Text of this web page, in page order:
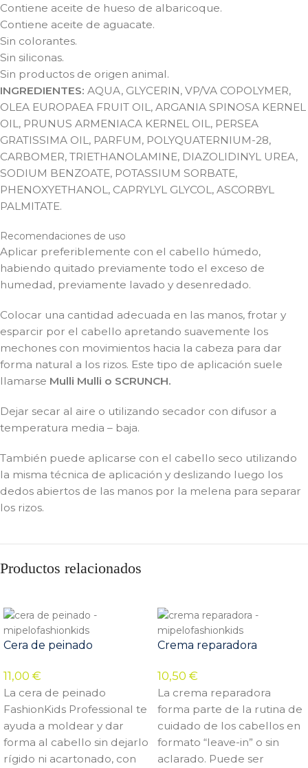
Recomendaciones de uso
Aplicar preferiblemente con el cabello húmedo,
habiendo quitado previamente todo el exceso de
humedad, previamente lavado y desenredado.
Colocar una cantidad adecuada en las manos, frotar y
esparcir por el cabello apretando suavemente los
mechones con movimientos hacia la cabeza para dar
forma natural a los rizos. Este tipo de aplicación suele
llamarse Mulli Mulli o SCRUNCH.
Dejar secar al aire o utilizando secador con difusor a
temperatura media – baja.
También puede aplicarse con el cabello seco utilizando
la misma técnica de aplicación y deslizando luego los
dedos abiertos de las manos por la melena para separar
los rizos.
Contiene aceite de hueso de albaricoque.
Contiene aceite de aguacate.
Sin colorantes.
Sin siliconas.
Sin productos de origen animal.
INGREDIENTES: AQUA, GLYCERIN, VP/VA COPOLYMER,
OLEA EUROPAEA FRUIT OIL, ARGANIA SPINOSA KERNEL
OIL, PRUNUS ARMENIACA KERNEL OIL, PERSEA
GRATISSIMA OIL, PARFUM, POLYQUATERNIUM-28,
CARBOMER, TRIETHANOLAMINE, DIAZOLIDINYL UREA,
SODIUM BENZOATE, POTASSIUM SORBATE,
PHENOXYETHANOL, CAPRYLYL GLYCOL, ASCORBYL
PALMITATE.
Productos relacionados
Cera de peinado
11,00 €
La cera de peinado
FashionKids Professional te
ayuda a moldear y dar
forma al cabello sin dejarlo
rígido ni acartonado, con
Crema reparadora
10,50 €
La crema reparadora
forma parte de la rutina de
cuidado de los cabellos en
formato “leave-in” o sin
aclarado. Puede ser